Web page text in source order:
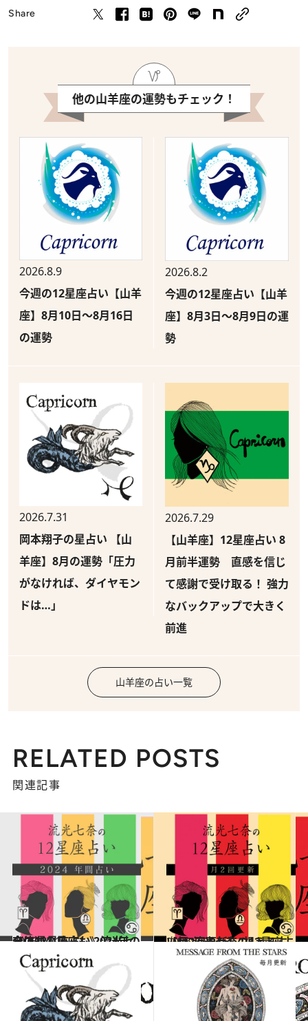
Share
他の山羊座の運勢もチェック！
2026.8.9
今週の12星座占い【山羊
座】8月10日～8月16日
の運勢
2026.8.2
今週の12星座占い【山羊
座】8月3日～8月9日の運
勢
2026.7.31
岡本翔子の星占い 【山
羊座】8月の運勢「圧力
がなければ、ダイヤモン
ドは…」
2026.7.29
【山羊座】12星座占い 8
月前半運勢 直感を信じ
て感謝で受け取る！ 強力
なバックアップで大きく
前進
山羊座の占い一覧
RELATED POSTS
関連記事
2023.12.16
《ほかの星座も》流光七奈の12星座占い 2024年の全体運
占い 2026.7.29
【月2回更新】“視える占い師”流光七奈の12星座占い
占い